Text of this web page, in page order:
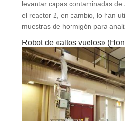
levantar capas contaminadas de
el reactor 2, en cambio, lo han
muestras de hormigón para
Robot de «altos vuelos»